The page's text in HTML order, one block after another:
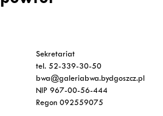
Sekretariat
tel. 52-339-30-50
bwa@galeriabwa.bydgoszcz.pl
NIP 967-00-56-444
Regon 092559075